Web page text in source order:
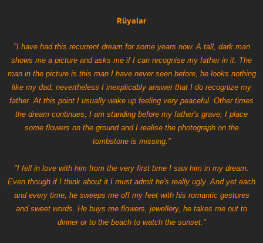
Rüyalar
"I have had this recurrent dream for some years now. A tall, dark man
shows me a picture and asks me if I can recognise my father in it. The
man in the picture is this man I have never seen before, he looks nothing
like my dad, nevertheless I inexplicably answer that I do recognize my
father. At this point I usually wake up feeling very peaceful. Other times
the dream continues, I am standing before my father's grave, I place
some flowers on the ground and I realise the photograph on the
tombstone is missing."
"I fell in love with him from the very first time I saw him in my dream.
Even though if I think about it I must admit he's really ugly. And yet each
and every time, he sweeps me off my feet with his romantic gestures
and sweet words. He buys me flowers, jewellery, he takes me out to
dinner or to the beach to watch the sunset."